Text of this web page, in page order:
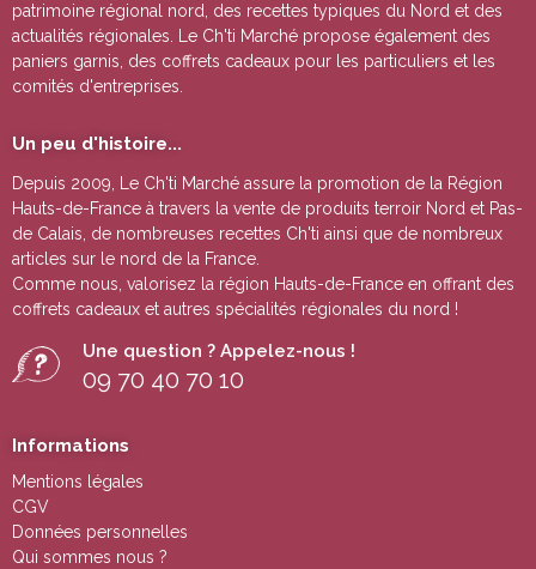
patrimoine régional nord, des recettes typiques du Nord et des
actualités régionales. Le Ch'ti Marché propose également des
paniers garnis, des coffrets cadeaux pour les particuliers et les
comités d'entreprises.
Un peu d'histoire...
Depuis 2009, Le Ch'ti Marché assure la promotion de la Région
Hauts-de-France à travers la vente de produits terroir Nord et Pas-
de Calais, de nombreuses recettes Ch'ti ainsi que de nombreux
articles sur le nord de la France.
Comme nous, valorisez la région Hauts-de-France en offrant des
coffrets cadeaux et autres spécialités régionales du nord !
Une question ? Appelez-nous !
09 70 40 70 10
Informations
Mentions légales
CGV
Données personnelles
Qui sommes nous ?